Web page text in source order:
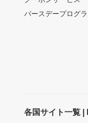
バースデープログラ
各国サイト一覧